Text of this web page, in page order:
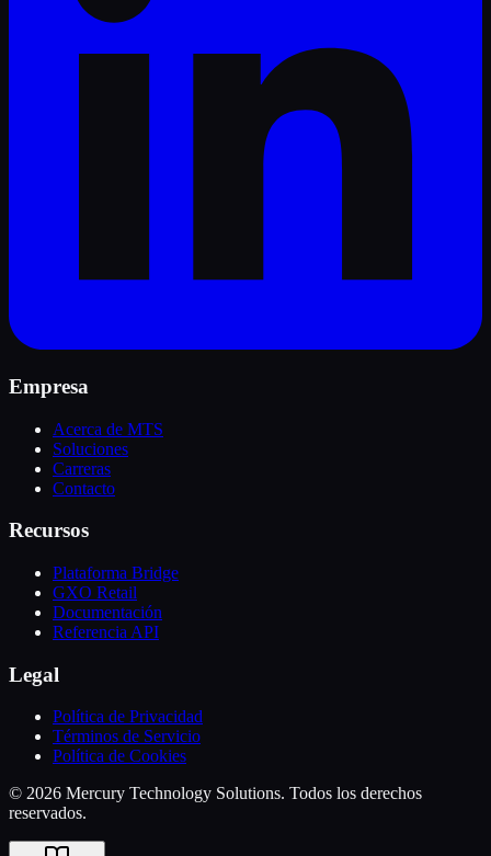
Empresa
Acerca de MTS
Soluciones
Carreras
Contacto
Recursos
Plataforma Bridge
GXO Retail
Documentación
Referencia API
Legal
Política de Privacidad
Términos de Servicio
Política de Cookies
© 2026 Mercury Technology Solutions. Todos los derechos
reservados.